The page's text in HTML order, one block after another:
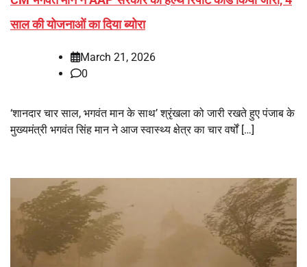
साल की योजनाओं का दिया ब्योरा
March 21, 2026
0
‘शानदार चार साल, भगवंत मान के साथ’ श्रृंखला को जारी रखते हुए पंजाब के
मुख्यमंत्री भगवंत सिंह मान ने आज स्वास्थ्य क्षेत्र का चार वर्षों […]